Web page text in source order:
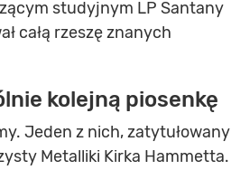
studyjnym LP Santany
całą rzeszę znanych
kolejną piosenkę
Jeden z nich, zatytułowany
Metalliki Kirka Hammetta.